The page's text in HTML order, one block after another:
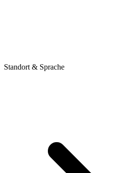
Standort & Sprache